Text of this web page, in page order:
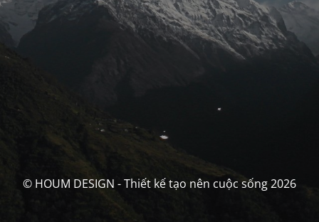
© HOUM DESIGN - Thiết kế tạo nên cuộc sống 2026